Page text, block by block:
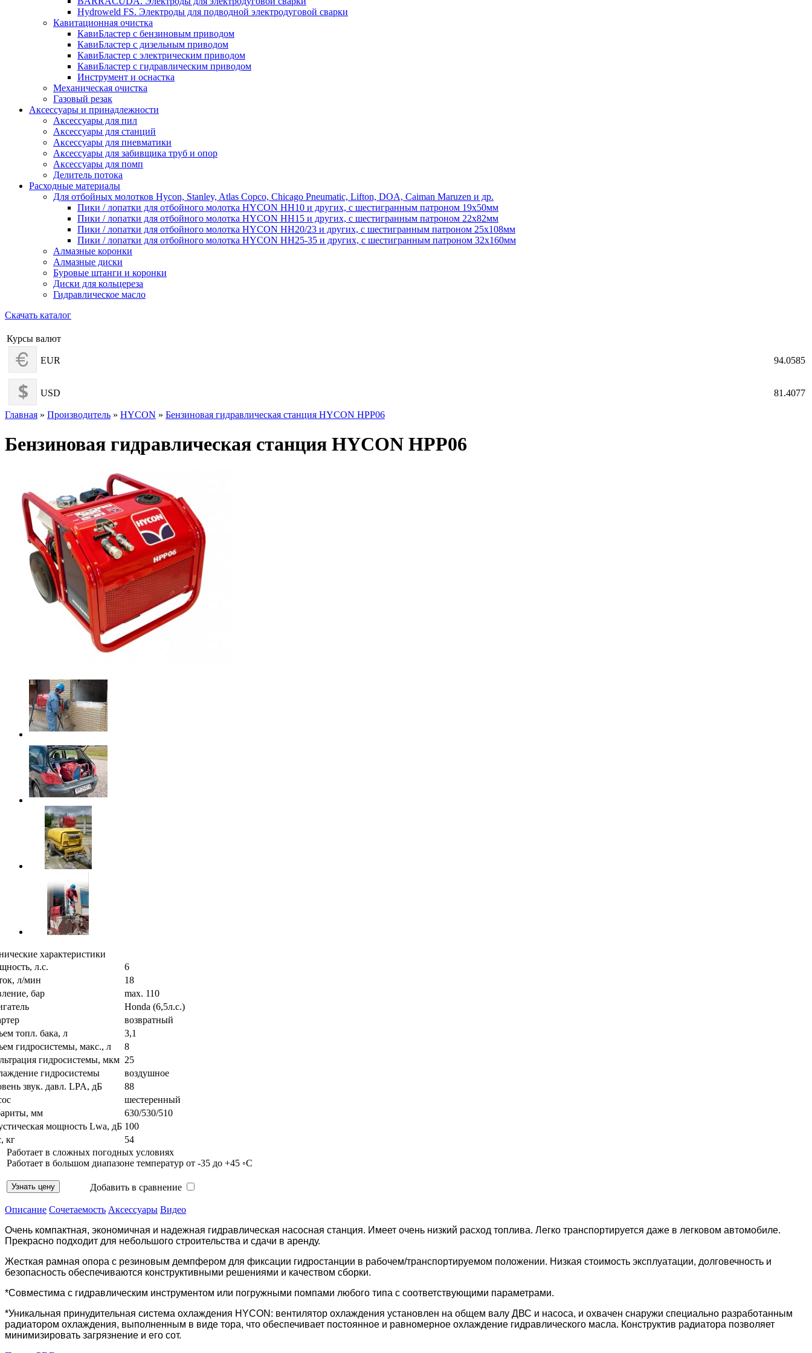
Hydroweld FS. Электроды для подводной электродуговой сварки
Кавитационная очистка
КавиБластер с бензиновым приводом
КавиБластер с дизельным приводом
КавиБластер с электрическим приводом
КавиБластер с гидравлическим приводом
Инструмент и оснастка
Механическая очистка
Газовый резак
Аксессуары и принадлежности
Аксессуары для пил
Аксессуары для станций
Аксессуары для пневматики
Аксессуары для забивщика труб и опор
Аксессуары для помп
Делитель потока
Расходные материалы
Для отбойных молотков Hycon, Stanley, Atlas Copco, Chicago Pneumatic, Lifton, DOA, Caiman Maruzen и др.
Пики / лопатки для отбойного молотка HYCON HH10 и других, с шестигранным патроном 19х50мм
Пики / лопатки для отбойного молотка HYCON HH15 и других, с шестигранным патроном 22х82мм
Пики / лопатки для отбойного молотка HYCON HH20/23 и других, с шестигранным патроном 25х108мм
Пики / лопатки для отбойного молотка HYCON HH25-35 и других, с шестигранным патроном 32х160мм
Алмазные коронки
Алмазные диски
Буровые штанги и коронки
Диски для кольцереза
Гидравлическое масло
Скачать каталог
Курсы валют
EUR 94.0585
USD 81.4077
Главная » Производитель » HYCON » Бензиновая гидравлическая станция HYCON HPP06
Бензиновая гидравлическая станция HYCON HPP06
характеристики
л.с.
6
л/мин
18
бар
max. 110
Honda (6,5л.с.)
возвратный
топл. бака, л
3,1
гидросистемы, макс., л
8
гидросистемы, мкм 25
гидросистемы
воздушное
звук. давл. LPA, дБ
88
шестеренный
мм
630/530/510
мощность Lwa, дБ 100
кг
54
Работает в сложных погодных условиях
Работает в большом диапазоне температур от -35 до +45 ◦С
Добавить в сравнение
Описание Сочетаемость Аксессуары Видео
Очень компактная, экономичная и надежная гидравлическая насосная станция. Имеет очень низкий расход топлива. Легко транспортируется даже в легковом автомобиле.
Прекрасно подходит для небольшого строительства и сдачи в аренду.
Жесткая рамная опора с резиновым демпфером для фиксации гидростанции в рабочем/транспортируемом положении. Низкая стоимость эксплуатации, долговечность и
безопасность обеспечиваются конструктивными решениями и качеством сборки.
*Совместима с гидравлическим инструментом или погружными помпами любого типа с соответствующими параметрами.
*Уникальная принудительная система охлаждения HYCON: вентилятор охлаждения установлен на общем валу ДВС и насоса, и охвачен снаружи специально разработанным
радиатором охлаждения, выполненным в виде тора, что обеспечивает постоянное и равномерное охлаждение гидравлического масла. Конструктив радиатора позволяет
минимизировать загрязнение и его сот.